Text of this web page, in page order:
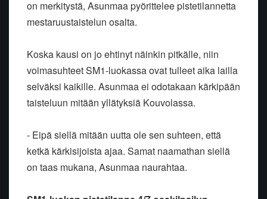
on merkitystä, Asunmaa pyörittelee pistetilannetta
mestaruustaistelun osalta.
Koska kausi on jo ehtinyt näinkin pitkälle, niin
voimasuhteet SM1-luokassa ovat tulleet aika lailla
selväksi kaikille. Asunmaa ei odotakaan kärkipään
taisteluun mitään yllätyksiä Kouvolassa.
- Eipä siellä mitään uutta ole sen suhteen, että
ketkä kärkisijoista ajaa. Samat naamathan siellä
on taas mukana, Asunmaa naurahtaa.